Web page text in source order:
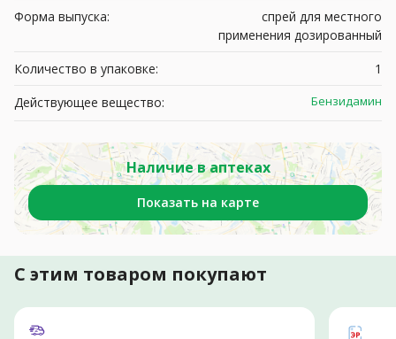
Форма выпуска:
спрей для местного
применения дозированный
Количество в упаковке:
1
Действующее вещество:
Бензидамин
Наличие в аптеках
Показать на карте
С этим товаром покупают